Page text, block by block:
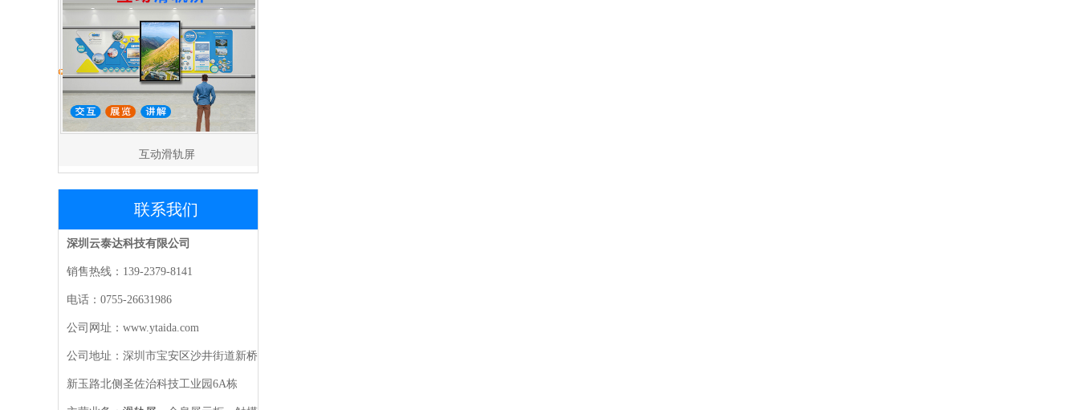
互动滑轨屏
联系我们
深圳云泰达科技有限公司
销售热线：139-2379-8141
电话：0755-26631986
公司网址：www.ytaida.com
公司地址：深圳市宝安区沙井街道新桥
新玉路北侧圣佐治科技工业园6A栋